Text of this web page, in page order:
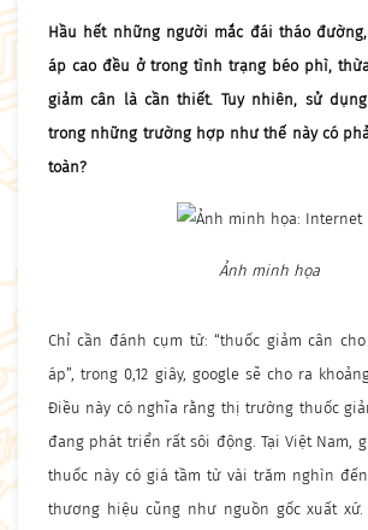
Hầu hết những người mắc đái tháo
áp cao đều ở trong tình trạng béo phì,
giảm cân là cần thiết. Tuy nhiên, sử
trong những trường hợp như thế này có
toàn?
Ảnh minh họa
Chỉ cần đánh cụm từ: “thuốc giảm cân
áp”, trong 0,12 giây, google sẽ cho ra
Điều này có nghĩa rằng thị trường thuốc
đang phát triển rất sôi động. Tại Việt Nam,
thuốc này có giá tầm từ vài trăm nghìn
thương hiệu cũng như nguồn gốc xuất xứ.